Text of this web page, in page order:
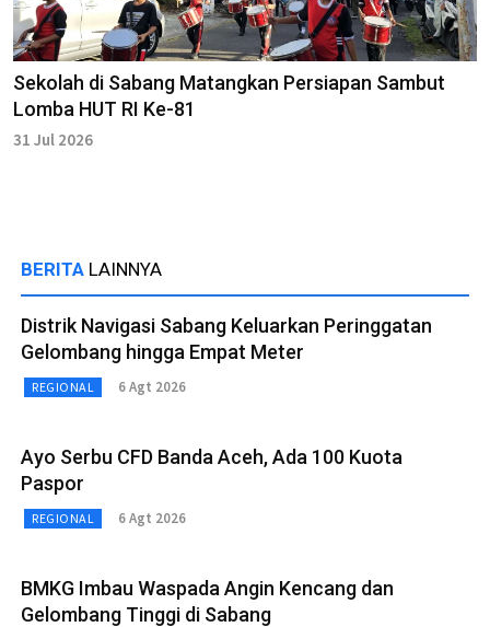
Sekolah di Sabang Matangkan Persiapan Sambut
Lomba HUT RI Ke-81
31 Jul 2026
BERITA LAINNYA
Distrik Navigasi Sabang Keluarkan Peringgatan
Gelombang hingga Empat Meter
REGIONAL 6 Agt 2026
Ayo Serbu CFD Banda Aceh, Ada 100 Kuota
Paspor
REGIONAL 6 Agt 2026
BMKG Imbau Waspada Angin Kencang dan
Gelombang Tinggi di Sabang